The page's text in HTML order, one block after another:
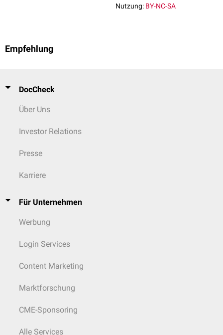
Nutzung: BY-NC-SA
Empfehlung
DocCheck
Über Uns
Investor Relations
Presse
Karriere
Für Unternehmen
Werbung
Login Services
Content Marketing
Marktforschung
CME-Sponsoring
Alle Services